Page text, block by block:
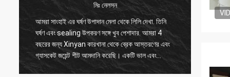
মিঃ নেলসন
আমরা সাংহাই এর ঘর্ষণ উপাদান মেলা থেকে লিলি দেখা. তিনি
ঘর্ষণ এবং sealing উপকরণ সঙ্গে খুব পেশাদার. আমরা 4
বছরের জন্য Xinyan কারখানা থেকে ব্রেক আস্তরণের এবং
গ্যাসকেট জয়েন্ট শীট আমদানি করেছি। একটি ভাল এবং
আনন্দদায়ক সহযোগিতা সব সময়. অত্যন্ত সৎ সরবরাহকারী,
আমরা